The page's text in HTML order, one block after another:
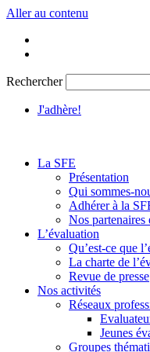
Aller au contenu
Rechercher
J'adhère!
La SFE
Présentation
Qui sommes-
Adhérer à la
Nos partenaires
L’évaluation
Qu’est-ce que
La charte de
Revue de presse
Nos activités
Réseaux
Jeunes
Groupes